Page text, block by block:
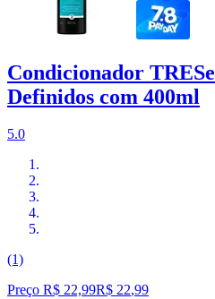
Condicionador
Definidos com 400ml
5.0
(1)
Preço R$ 22,99R$ 22,99